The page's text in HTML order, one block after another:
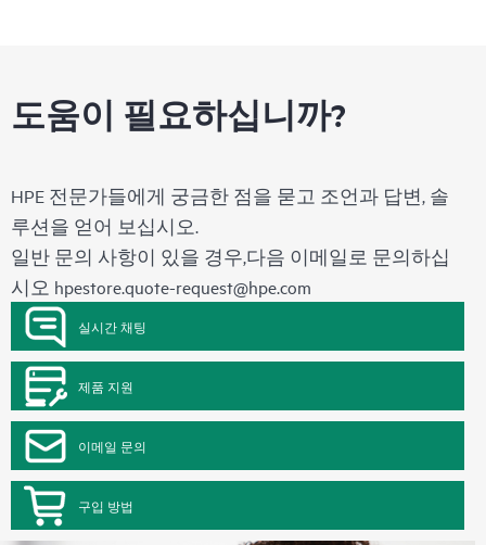
도움이 필요하십니까?
HPE 전문가들에게 궁금한 점을 묻고 조언과 답변, 솔
루션을 얻어 보십시오.
일반 문의 사항이 있을 경우,다음 이메일로 문의하십
시오 hpestore.quote-request@hpe.com
실시간 채팅
제품 지원
이메일 문의
구입 방법